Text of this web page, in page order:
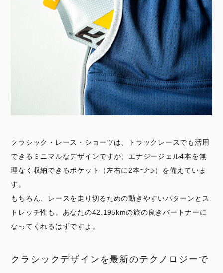
クラシック・レース・ショーツは、トラックレースでも活用
できるミニマルなデザインですが、エナジージェル4本を無
理なく収納できるポケット（左右に2本づつ）を備えていま
す。
もちろん、レースを走り切るための動きやすいパターンとス
トレッチ性も。あなたの42.195kmの旅の良きパートナーに
なってくれるはずですよ。
クラシックデザインを最新のテクノロジーで